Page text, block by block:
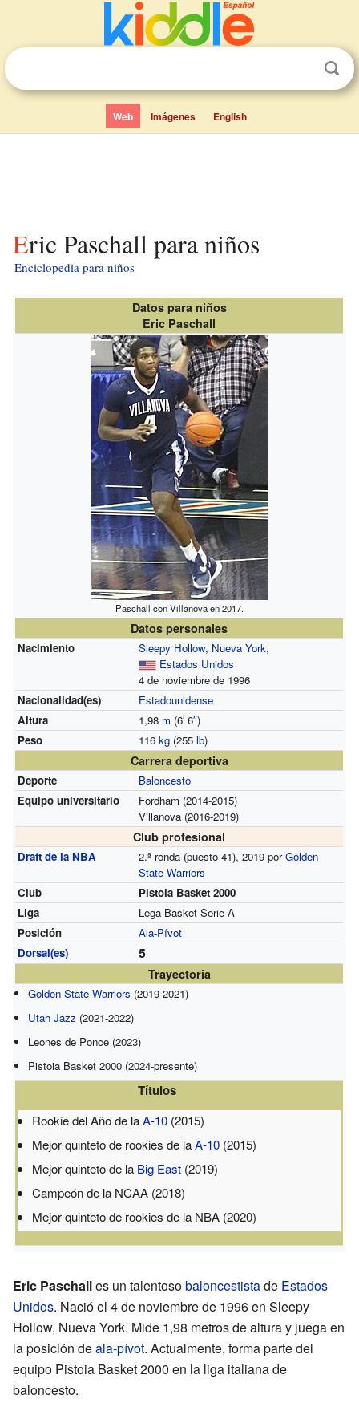
Web Imágenes English
Eric Paschall para niños
Enciclopedia para niños
Datos para niños
Eric Paschall
Paschall con Villanova en 2017.
Datos personales
Nacimiento Sleepy Hollow, Nueva York,
Estados Unidos
4 de noviembre de 1996
Nacionalidad(es)
Estadounidense
Altura
1,98 m (6′6″)
Peso
116 kg(255 lb)
Carrera deportiva
Deporte
Baloncesto
Equipo universitario
Fordham (2014-2015)
Villanova (2016-2019)
Club profesional
Draft de la NBA 2.ª ronda (puesto 41), 2019 porGolden
State Warriors
Club
Pistoia Basket 2000
Liga
Lega Basket Serie A
Posición
Ala-Pívot
Dorsal(es)
5
Trayectoria
Golden State Warriors (2019-2021)
Utah Jazz (2021-2022)
Leones de Ponce (2023)
Pistoia Basket 2000 (2024-presente)
Títulos
Rookie del Año de laA-10 (2015)
Mejor quinteto de rookies de laA-10 (2015)
Mejor quinteto de la Big East (2019)
Campeón de la NCAA (2018)
Mejor quinteto de rookies de la NBA (2020)
Eric Paschalles un talentosobaloncestistade Estados
Unidos. Nació el 4 de noviembre de 1996 en Sleepy
Hollow, Nueva York. Mide 1,98 metros de altura y juega en
la posición deala-pívot. Actualmente, forma parte del
equipo Pistoia Basket 2000 en la liga italiana de
baloncesto.